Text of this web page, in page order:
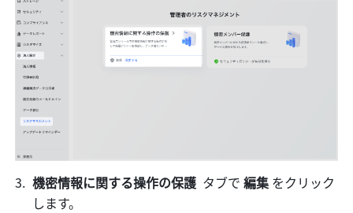
機密情報に関する操作の保護 タブで 編集 をクリック
します。